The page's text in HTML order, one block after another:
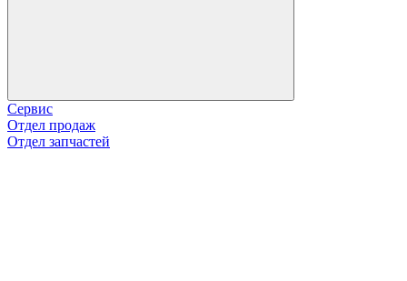
Сервис
Отдел продаж
Отдел запчастей